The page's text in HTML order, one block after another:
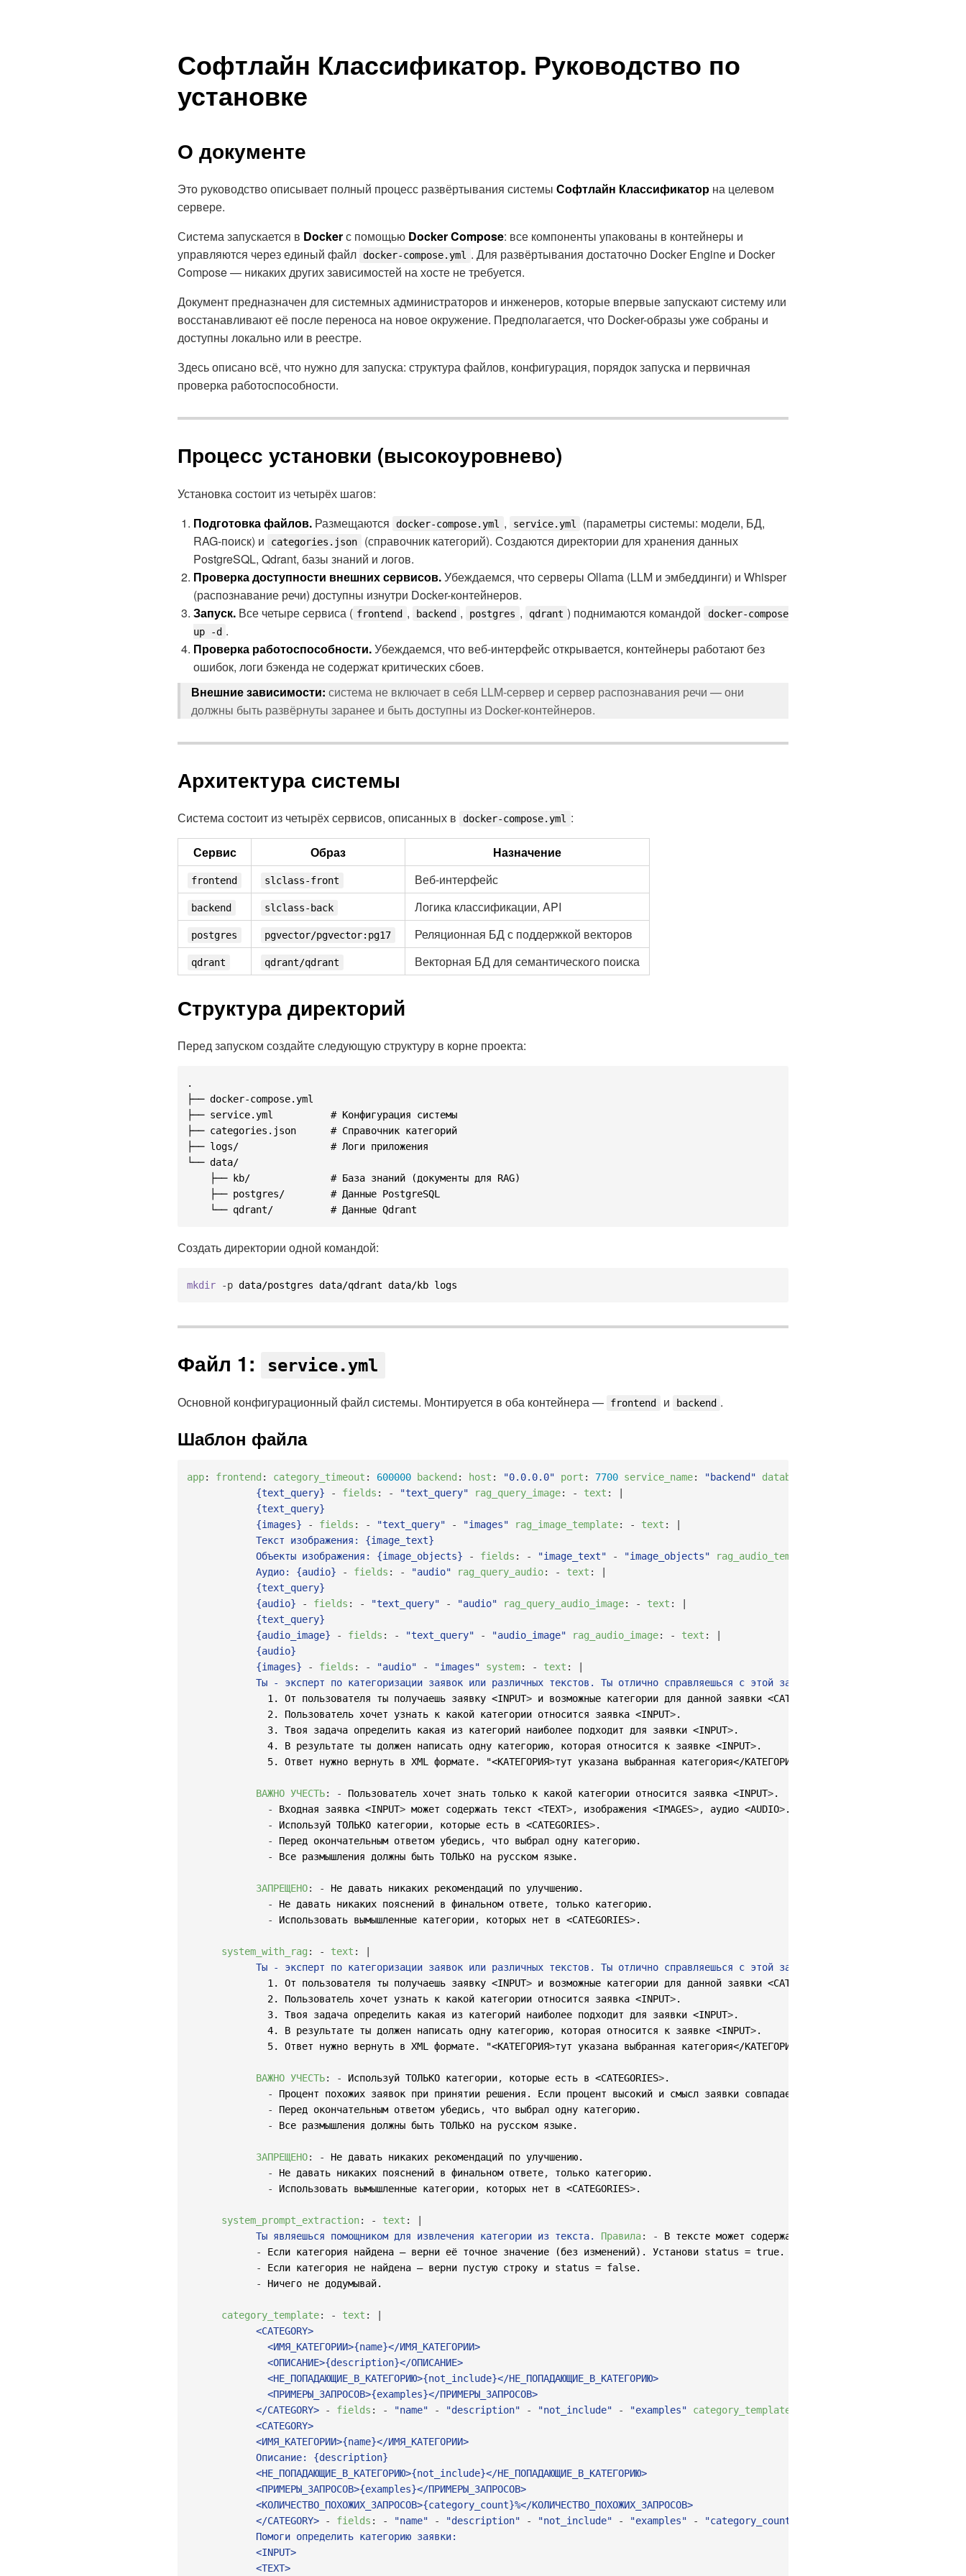
Софтлайн Классификатор. Руководство по
установке
О документе
Это руководство описывает полный процесс развёртывания системы Софтлайн Классификатор на целевом
сервере.
Система запускается в Dockerс помощью Docker Compose: все компоненты упакованы в контейнеры и
управляются через единый файл docker-compose.yml
. Для развёртывания достаточно Docker Engine и Docker
Compose — никаких других зависимостей на хосте не требуется.
Документ предназначен для системных администраторов и инженеров, которые впервые запускают систему или
восстанавливают её после переноса на новое окружение. Предполагается, что Docker-образы уже собраны и
доступны локально или в реестре.
Здесь описано всё, что нужно для запуска: структура файлов, конфигурация, порядок запуска и первичная
проверка работоспособности.
Процесс установки (высокоуровнево)
Установка состоит из четырёх шагов:
Подготовка файлов. Размещаются docker-compose.yml , service.yml
(параметры системы: модели, БД,
RAG-поиск) и
categories.json
(справочник категорий). Создаются директории для хранения данных
PostgreSQL, Qdrant, базы знаний и логов.
Проверка доступности внешних сервисов.Убеждаемся, что серверы Ollama (LLM и эмбеддинги) и Whisper
(распознавание речи) доступны изнутри Docker-контейнеров.
Запуск. Все четыре сервиса ( frontend , backend , postgres , qdrant ) поднимаются командой
docker-compose
up -d .
Проверка работоспособности.Убеждаемся, что веб-интерфейс открывается, контейнеры работают без
ошибок, логи бэкенда не содержат критических сбоев.
Внешние зависимости: система не включает в себя LLM-сервер и сервер распознавания речи — они
должны быть развёрнуты заранее и быть доступны из Docker-контейнеров.
Архитектура системы
Система состоит из четырёх сервисов, описанных в docker-compose.yml :
Сервис Образ Назначение
frontend slclass-front Веб-интерфейс
backend slclass-back Логика классификации, API
postgres pgvector/pgvector:pg17 Реляционная БД с поддержкой векторов
qdrant qdrant/qdrant Векторная БД для семантического поиска
Структура директорий
Перед запуском создайте следующую структуру в корне проекта:
.
├── docker-compose.yml
├── service.yml          # Конфигурация системы
├── categories.json      # Справочник категорий
├── logs/                # Логи приложения
└── data/
    ├── kb/              # База знаний (документы для RAG)
    ├── postgres/        # Данные PostgreSQL
Создать директории одной командой:
mkdir -p
Файл 1: service.yml
Основной конфигурационный файл системы. Монтируется в оба контейнера — frontend и backend .
Шаблон файла
app: frontend : category_timeout : 600000 backend : host : "0.0.0.0" port : 7700 service_name: "backend" database
            {text_query}
- fields : - "text_query" rag_query_image: - text :
            {text_query}
            {images}
- fields : - "text_query" - "images" rag_image_template: - text :
            Текст изображения: {image_text}
            Объекты изображения: {image_objects}
- fields : - "image_text" - "image_objects" rag_audio_template
            Аудио: {audio}
- fields : - "audio" rag_query_audio: - text :
            {text_query}
            {audio}
- fields : - "text_query" - "audio" rag_query_audio_image: - text :
            {text_query}
            {audio_image}
- fields : - "text_query" - "audio_image" rag_audio_image: - text :
            {audio}
            {images}
- fields : - "audio" - "images" system: - text :
Ты - эксперт по категоризации заявок или различных текстов. Ты отлично справляешься с этой задачей, помогая пользователям
              1. От пользователя ты получаешь заявку <INPUT
> и возможные категории для данной заявки <CATEGORIES
              2. Пользователь хочет узнать к какой категории относится заявка <INPUT
>.
              3. Твоя задача определить какая из категорий наиболее подходит для заявки <INPUT
>.
              4. В результате ты должен написать одну категорию
, которая относится к заявке <INPUT>.
              5. Ответ нужно вернуть в XML формате. "<КАТЕГОРИЯ
>тут указана выбранная категория</КАТЕГОРИЯ
ВАЖНО УЧЕСТЬ: - Пользователь хочет знать только к какой категории относится заявка <INPUT>.
-
Входная заявка <INPUT> может содержать текст <TEXT>, изображения <IMAGES>, аудио <AUDIO>.
-
Используй ТОЛЬКО категории, которые есть в <CATEGORIES>.
-
Перед окончательным ответом убедись,
что выбрал одну категорию.
-
Все размышления должны быть ТОЛЬКО на русском языке.
ЗАПРЕЩЕНО: -
Не давать никаких рекомендаций по улучшению.
-
Не давать никаких пояснений в финальном ответе,
только категорию.
-
Использовать вымышленные категории, которых нет в <CATEGORIES>.
system_with_rag : - text :
Ты - эксперт по категоризации заявок или различных текстов. Ты отлично справляешься с этой задачей, помогая пользователям
              1. От пользователя ты получаешь заявку <INPUT
> и возможные категории для данной заявки <CATEGORIES
              2. Пользователь хочет узнать к какой категории относится заявка <INPUT
>.
              3. Твоя задача определить какая из категорий наиболее подходит для заявки <INPUT
>.
              4. В результате ты должен написать одну категорию
, которая относится к заявке <INPUT>.
              5. Ответ нужно вернуть в XML формате. "<КАТЕГОРИЯ
>тут указана выбранная категория</КАТЕГОРИЯ
ВАЖНО УЧЕСТЬ: - Используй ТОЛЬКО категории, которые есть в <CATEGORIES>.
-
Процент похожих заявок при принятии решения. Если процент высокий и смысл заявки совпадает с категорией
-
Перед окончательным ответом убедись,
что выбрал одну категорию.
-
Все размышления должны быть ТОЛЬКО на русском языке.
ЗАПРЕЩЕНО: -
Не давать никаких рекомендаций по улучшению.
-
Не давать никаких пояснений в финальном ответе,
только категорию.
-
Использовать вымышленные категории, которых нет в <CATEGORIES>.
system_prompt_extraction: - text :
            Ты являешься помощником для извлечения категории из текста.
Правила: - В тексте может содержаться категория
-
Если категория найдена — верни её точное значение (без изменений). Установи status = true.
-
Если категория не найдена — верни пустую строку и status = false.
-
Ничего не додумывай.
category_template: - text :
            <CATEGORY>
              <ИМЯ_КАТЕГОРИИ>{name}</ИМЯ_КАТЕГОРИИ>
              <ОПИСАНИЕ>{description}</ОПИСАНИЕ>
              <НЕ_ПОПАДАЮЩИЕ_В_КАТЕГОРИЮ>{not_include}</НЕ_ПОПАДАЮЩИЕ_В_КАТЕГОРИЮ>
              <ПРИМЕРЫ_ЗАПРОСОВ>{examples}</ПРИМЕРЫ_ЗАПРОСОВ>
            </CATEGORY>
- fields : - "name" - "description" - "not_include" - "examples" category_template_with_rag
            <CATEGORY>
            <ИМЯ_КАТЕГОРИИ>{name}</ИМЯ_КАТЕГОРИИ>
            Описание: {description}
            <НЕ_ПОПАДАЮЩИЕ_В_КАТЕГОРИЮ>{not_include}</НЕ_ПОПАДАЮЩИЕ_В_КАТЕГОРИЮ>
            <ПРИМЕРЫ_ЗАПРОСОВ>{examples}</ПРИМЕРЫ_ЗАПРОСОВ>
            <КОЛИЧЕСТВО_ПОХОЖИХ_ЗАПРОСОВ>{category_count}%</КОЛИЧЕСТВО_ПОХОЖИХ_ЗАПРОСОВ>
            </CATEGORY>
- fields : - "name" - "description" - "not_include" - "examples" - "category_count"
            Помоги определить категорию заявки:
            <INPUT>
            <TEXT>